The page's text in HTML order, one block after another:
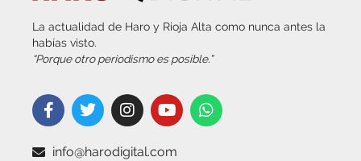
La actualidad de Haro y Rioja Alta como nunca antes la
habías visto.
“Porque otro periodismo es posible.”
info@harodigital.com